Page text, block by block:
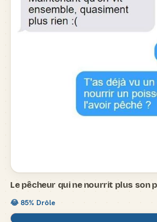
Le pêcheur qui ne nourrit plus son
😂 85% Drôle